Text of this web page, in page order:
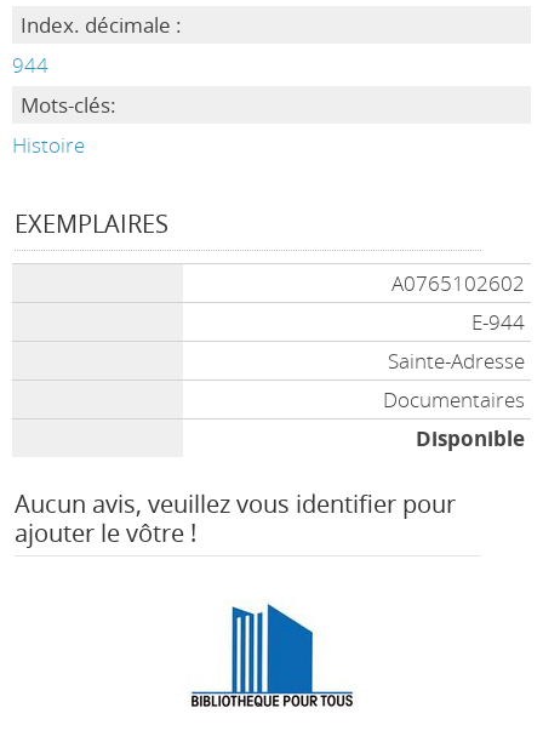
Index. décimale :
944
Mots-clés:
Histoire
EXEMPLAIRES
A0765102602
E-944
Sainte-Adresse
Documentaires
Disponible
Aucun avis, veuillez vous identifier pour
ajouter le vôtre !